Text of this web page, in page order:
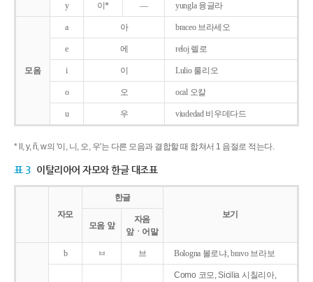
y 이* ― yungla 융글라
모음
a 아 braceo 브라세오
e 에 reloj 렐로
i 이 Lulio 룰리오
o 오 ocal 오칼
u 우 viudedad 비우데다드
* ll, y, ñ, w의 '이, 니, 오, 우'는 다른 모음과 결합할 때 합쳐서 1 음절로 적는다.
표 3 이탈리아어 자모와 한글 대조표
자모
한글
보기
모음 앞
자음
앞ㆍ어말
b ㅂ 브 Bologna 볼로냐, bravo 브라보
Como 코모, Sicilia 시칠리아,